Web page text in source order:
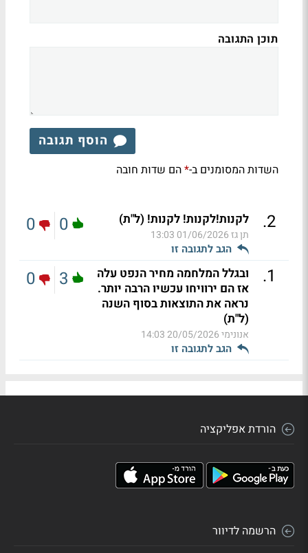
תוכן התגובה
הוסף תגובה
השדות המסומנים ב-*הם שדות חובה
2
. לקנות!לקנות! לקנות! (ל"ת)
תן גז01/06/2026 13:03
הגב לתגובה זו
0
0
1
.
ובגלל המלחמה מחיר הנפט עלה
אז הם ירוויחו עכשיו הרבה יותר.
נראה את התוצאות בסוף השנה
(ל"ת)
אנונימי20/05/2026 14:03
הגב לתגובה זו
3
0
הורדת אפליקציה
הרשמה לדיוור